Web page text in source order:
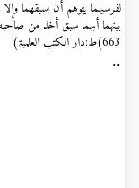
لفرسيهما يتوهم أن يسبقهما
بينهما أيهما سبق أخذ من
663)ط:دار الکتب العلمیۃ)
..